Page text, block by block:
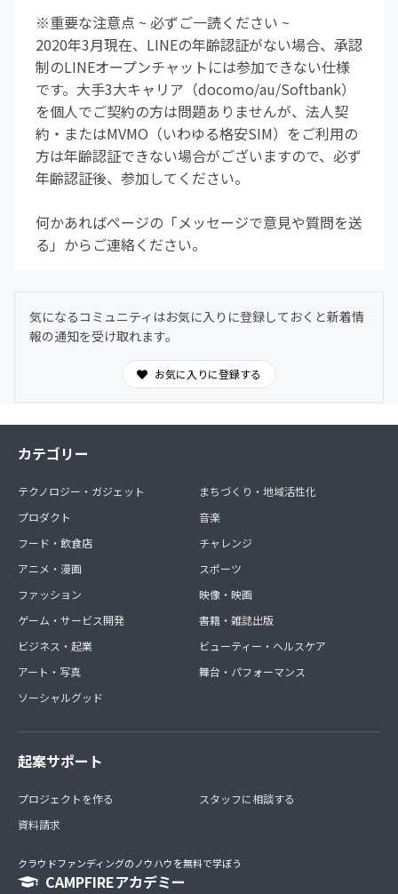
※重要な注意点 ~ 必ずご一読ください ~
2020年3月現在、LINEの年齢認証がない場合、承認
制のLINEオープンチャットには参加できない仕様
です。大手3大キャリア（docomo/au/Softbank）
を個人でご契約の方は問題ありませんが、法人契
約・またはMVMO（いわゆる格安SIM）をご利用の
方は年齢認証できない場合がございますので、必ず
年齢認証後、参加してください。
何かあればページの「メッセージで意見や質問を送
る」からご連絡ください。
気になるコミュニティはお気に入りに登録しておくと新着情
報の通知を受け取れます。
お気に入りに登録する
カテゴリー
テクノロジー・ガジェット
プロダクト
フード・飲食店
アニメ・漫画
ファッション
ゲーム・サービス開発
ビジネス・起業
アート・写真
ソーシャルグッド
まちづくり・地域活性化
音楽
チャレンジ
スポーツ
映像・映画
書籍・雑誌出版
ビューティー・ヘルスケア
舞台・パフォーマンス
起案サポート
プロジェクトを作る
資料請求
スタッフに相談する
クラウドファンディングのノウハウを無料で学ぼう
CAMPFIREアカデミー